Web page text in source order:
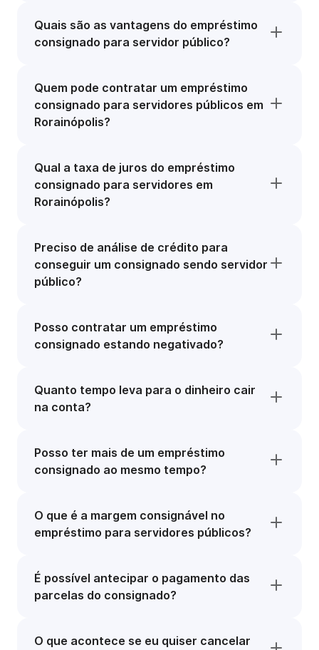
Quais são as vantagens do empréstimo
consignado para servidor público?
Quem pode contratar um empréstimo
consignado para servidores públicos em
Rorainópolis?
Qual a taxa de juros do empréstimo
consignado para servidores em
Rorainópolis?
Preciso de análise de crédito para
conseguir um consignado sendo servidor
público?
Posso contratar um empréstimo
consignado estando negativado?
Quanto tempo leva para o dinheiro cair
na conta?
Posso ter mais de um empréstimo
consignado ao mesmo tempo?
O que é a margem consignável no
empréstimo para servidores públicos?
É possível antecipar o pagamento das
parcelas do consignado?
O que acontece se eu quiser cancelar